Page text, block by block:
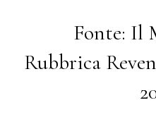
Fonte: Il
Rubbrica